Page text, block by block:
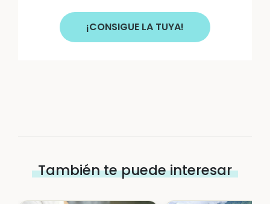
¡CONSIGUE LA TUYA!
También te puede interesar